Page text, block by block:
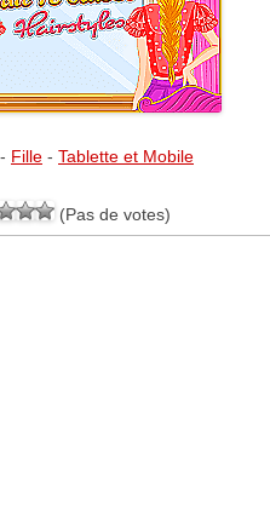
- Fille - Tablette et Mobile
(Pas de votes)